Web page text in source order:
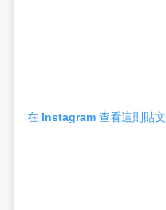
在 Instagram 查看這則貼文